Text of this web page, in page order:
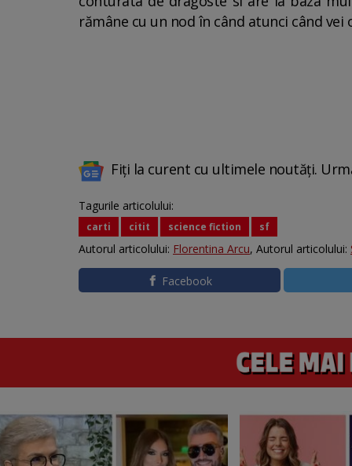
rămâne cu un nod în când atunci când
Fiți la curent cu ultimele noutăți.
Tagurile articolului:
carti citit science fiction sf
Autorul articolului: Florentina Arcu, Autorul articolului:
Facebook